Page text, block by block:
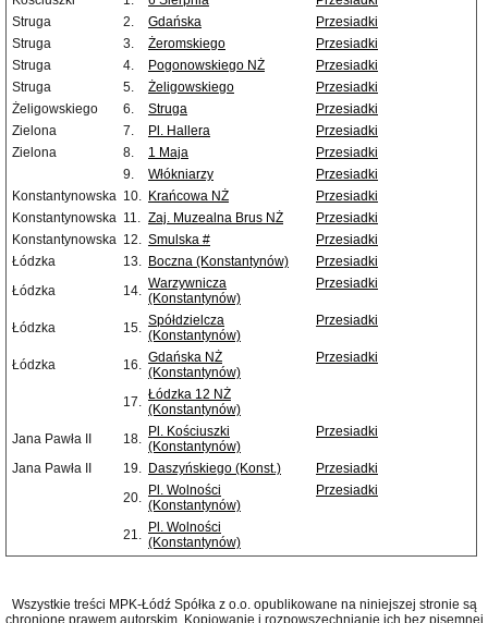
Struga
2. Gdańska
Przesiadki
Struga
3. Żeromskiego
Przesiadki
Struga
4. Pogonowskiego NŻ
Przesiadki
Struga
5. Żeligowskiego
Przesiadki
Żeligowskiego
6. Struga
Przesiadki
Zielona
7. Pl. Hallera
Przesiadki
Zielona
8. 1 Maja
Przesiadki
9.
Włókniarzy
Przesiadki
Konstantynowska 10. Krańcowa NŻ
Przesiadki
Konstantynowska 11. Zaj. Muzealna Brus NŻ
Przesiadki
Konstantynowska 12. Smulska #
Przesiadki
Łódzka
13. Boczna (Konstantynów)
Przesiadki
Łódzka
14. Warzywnicza
(Konstantynów)
Przesiadki
Łódzka 15. Spółdzielcza
(Konstantynów)
Przesiadki
Łódzka 16. Gdańska NŻ
(Konstantynów)
Przesiadki
17. Łódzka 12 NŻ
(Konstantynów)
Jana Pawła II
18. Pl. Kościuszki
(Konstantynów)
Przesiadki
Jana Pawła II 19. Daszyńskiego (Konst.)
Przesiadki
20. Pl. Wolności
(Konstantynów)
Przesiadki
21. Pl. Wolności
(Konstantynów)
Wszystkie treści MPK-Łódź Spółka z o.o. opublikowane na niniejszej stronie są
chronione prawem autorskim. Kopiowanie i rozpowszechnianie ich bez pisemnej